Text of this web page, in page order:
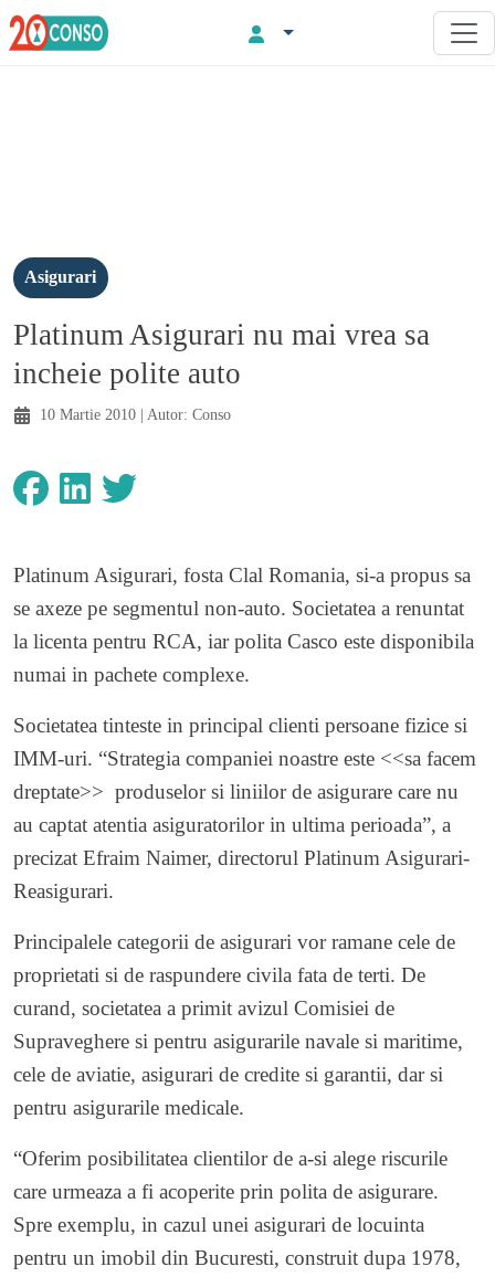
Asigurari
Platinum Asigurari nu mai vrea sa
incheie polite auto
10 Martie 2010 | Autor: Conso
Platinum Asigurari, fosta Clal Romania, si-a propus sa
se axeze pe segmentul non-auto. Societatea a renuntat
la licenta pentru RCA, iar polita Casco este disponibila
numai in pachete complexe.
Societatea tinteste in principal clienti persoane fizice si
IMM-uri. “Strategia companiei noastre este <<sa facem
dreptate>> produselor si liniilor de asigurare care nu
au captat atentia asiguratorilor in ultima perioada”, a
precizat Efraim Naimer, directorul Platinum Asigurari-
Reasigurari.
Principalele categorii de asigurari vor ramane cele de
proprietati si de raspundere civila fata de terti. De
curand, societatea a primit avizul Comisiei de
Supraveghere si pentru asigurarile navale si maritime,
cele de aviatie, asigurari de credite si garantii, dar si
pentru asigurarile medicale.
“Oferim posibilitatea clientilor de a-si alege riscurile
care urmeaza a fi acoperite prin polita de asigurare.
Spre exemplu, in cazul unei asigurari de locuinta
pentru un imobil din Bucuresti, construit dupa 1978,